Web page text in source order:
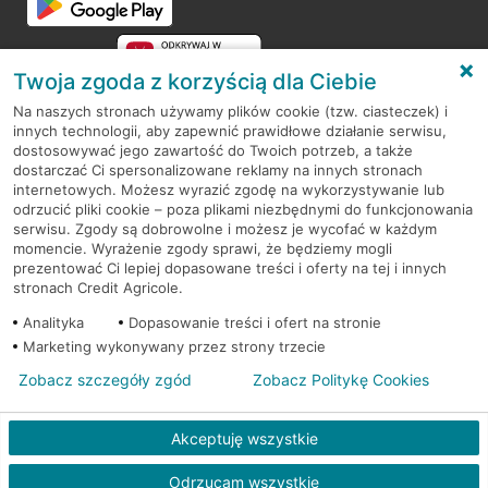
RODO
Regulamin serwisu
Mapa serwisu
PolitykaCookies
© 2026 Credit Agricole Bank Polska S.A. Wszelkie prawa zastrzeżone
Twoja zgoda z korzyścią dla Ciebie
Na naszych stronach używamy plików cookie (tzw. ciasteczek) i
innych technologii, aby zapewnić prawidłowe działanie serwisu,
dostosowywać jego zawartość do Twoich potrzeb, a także
dostarczać Ci spersonalizowane reklamy na innych stronach
internetowych. Możesz wyrazić zgodę na wykorzystywanie lub
odrzucić pliki cookie – poza plikami niezbędnymi do funkcjonowania
serwisu. Zgody są dobrowolne i możesz je wycofać w każdym
momencie. Wyrażenie zgody sprawi, że będziemy mogli
prezentować Ci lepiej dopasowane treści i oferty na tej i innych
stronach Credit Agricole.
Analityka
Dopasowanie treści i ofert na stronie
Marketing wykonywany przez strony trzecie
Akceptuję wszystkie
Odrzucam wszystkie
Zobacz szczegóły zgód Zobacz Politykę Cookies